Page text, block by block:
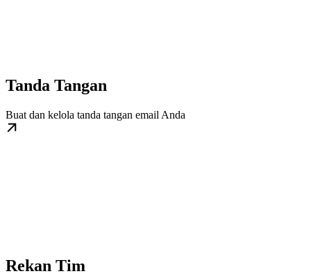
Tanda Tangan
Buat dan kelola tanda tangan email Anda
Rekan Tim